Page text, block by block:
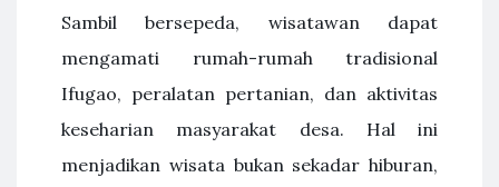
Sambil bersepeda, wisatawan dapat
mengamati rumah-rumah tradisional
Ifugao, peralatan pertanian, dan aktivitas
keseharian masyarakat desa. Hal ini
menjadikan wisata bukan sekadar hiburan,